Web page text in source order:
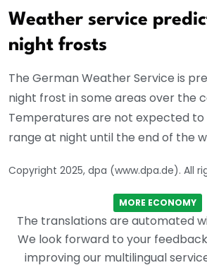
Weather service
night frosts
The German Weather Service is
night frost in some areas over the
Temperatures are not expected
range at night until the end of the
Copyright 2025, dpa (www.dpa.de). All
MORE ECONOMY
The translations are automated
We look forward to your
improving our multilingual